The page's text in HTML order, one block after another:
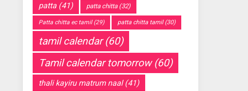
patta (41) patta chitta(32)
Patta chitta ec tamil(29) patta chitta tamil(30)
tamil calendar(60)
Tamil calendar tomorrow(60)
thali kayiru matrum naal(41)